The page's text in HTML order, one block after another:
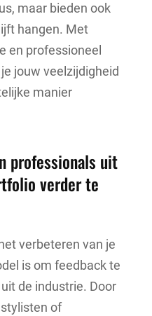
maar bieden ook
hangen. Met
en professioneel
jouw veelzijdigheid
manier
professionals uit
verder te
verbeteren van je
is om feedback te
de industrie. Door
of